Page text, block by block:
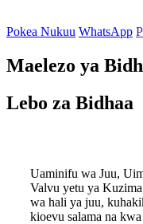
Pokea Nukuu WhatsApp
Maelezo ya
Lebo za Bidhaa
Uaminifu wa Juu,
Valvu yetu ya
wa hali ya juu,
kioevu salama na